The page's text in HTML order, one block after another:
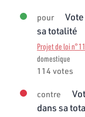
pour
sa totalité
Projet de loi n°
domestique
114 votes
contre
dans sa